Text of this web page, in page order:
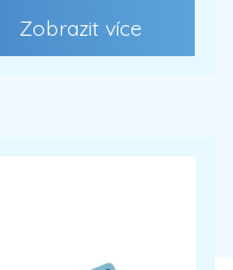
Zobrazit více